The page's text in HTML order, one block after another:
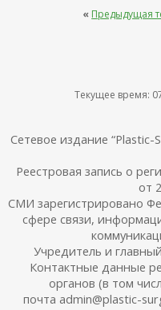
« Предыдущая
Текущее время:
Сетевое издание “Plastic-
Реестровая запись о
от
СМИ зарегистрировано
сфере связи,
Учредитель и
Контактные данные
органов (в том
почта admin@plastic-